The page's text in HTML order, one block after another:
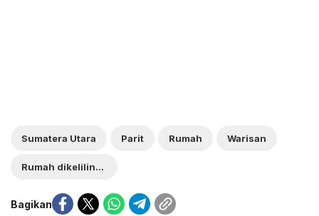
Sumatera Utara Parit Rumah Warisan
Rumah dikelilingi parit
Bagikan